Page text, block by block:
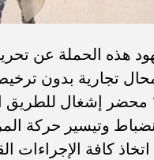
تجارية بدون
جانب تحرير 14 محضر إشغال
وتيسير حركة
كافة الإجراءات